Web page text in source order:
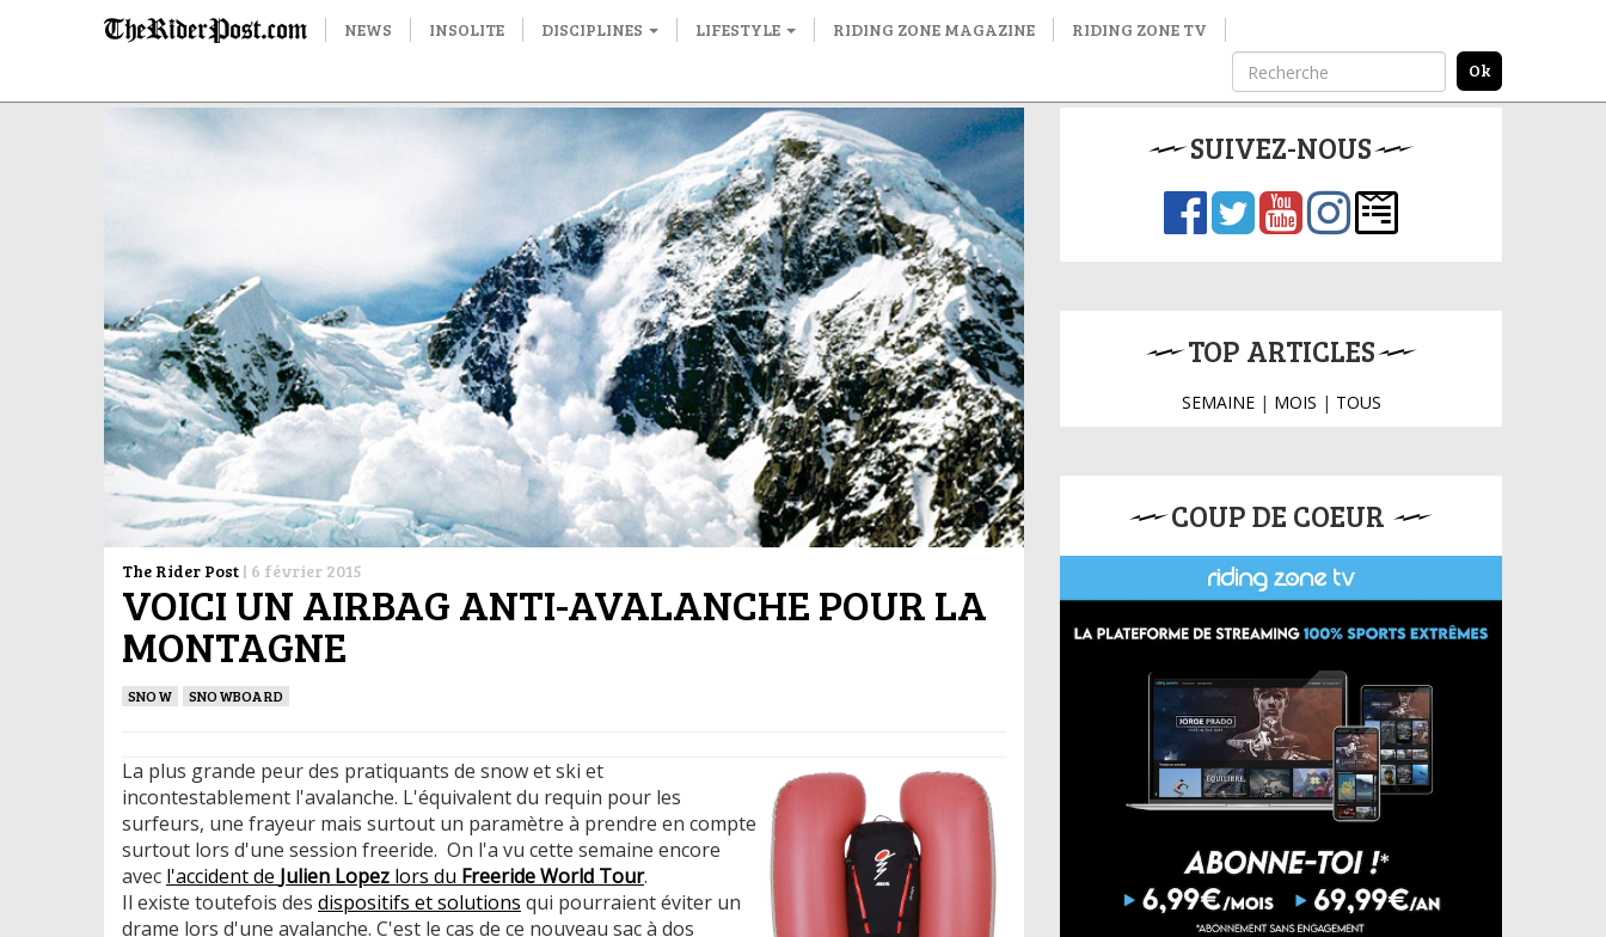
NEWS INSOLITE DISCIPLINES LIFESTYLE RIDING ZONE MAGAZINE RIDING ZONE TV
The Rider Post | 6 février 2015
VOICI UN AIRBAG ANTI-AVALANCHE POUR LA
MONTAGNE
SNOW SNOWBOARD
La plus grande peur des pratiquants de snow et ski et
incontestablement l'avalanche. L'équivalent du requin pour les
surfeurs, une frayeur mais surtout un paramètre à prendre en compte
surtout lors d'une session freeride. On l'a vu cette semaine encore
avec l'accident de Julien Lopez lors du Freeride World Tour.
Il existe toutefois des dispositifs et solutions qui pourraient éviter un
drame lors d'une avalanche. C'est le cas de ce nouveau sac à dos
SUIVEZ-NOUS
TOP ARTICLES
SEMAINE| MOIS | TOUS
COUP DE COEUR